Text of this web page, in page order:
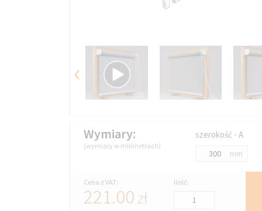
‹
Wymiary:
(wymiary w milimetrach)
szerokość - A
mm
Cena z VAT:
221.00 zł
Ilość: